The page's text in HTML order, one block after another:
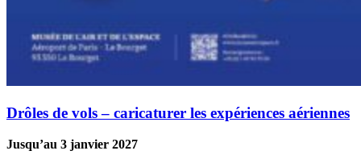
Drôles de vols – caricaturer les expériences aériennes
Jusqu’au 3 janvier 2027